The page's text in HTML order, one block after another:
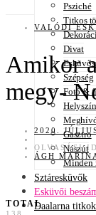
Psziché
Titkos
Divat
Szépség
Fotó &
Helyszín
Gasztro
Nászút
Minden
Sztáresküvők
Esküvői
Daalarna titkok
VALÓDI
Amikor
megy-
2020.
OLVASÁSI
ÁGH
TOTAL
138